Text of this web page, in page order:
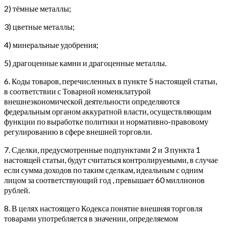
2) тёмные металлы;
3) цветные металлы;
4) минеральные удобрения;
5) драгоценные камни и драгоценные металлы.
6. Коды товаров, перечисленных в пункте 5 настоящей статьи,
в соответствии с Товарной номенклатурой
внешнеэкономической деятельности определяются
федеральным органом аккуратной власти, осуществляющим
функции по выработке политики и нормативно-правовому
регулированию в сфере внешней торговли.
7. Сделки, предусмотренные подпунктами 2 и 3 пункта 1
настоящей статьи, будут считаться контролируемыми, в случае
если сумма доходов по таким сделкам, идеальным с одним
лицом за соответствующий год , превышает 60 миллионов
рублей.
8. В целях настоящего Кодекса понятие внешняя торговля
товарами употребляется в значении, определяемом